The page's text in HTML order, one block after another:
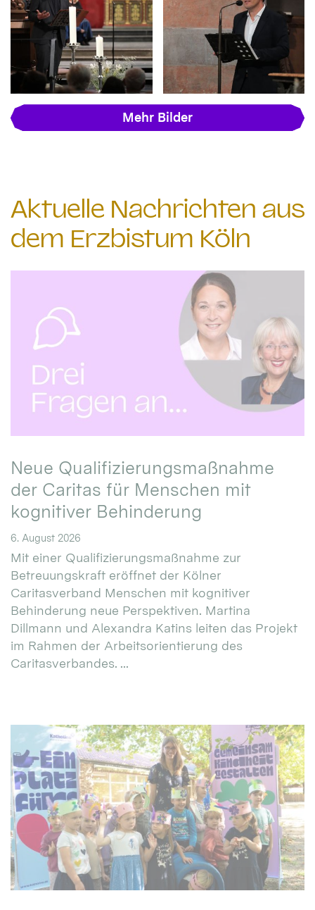
Mehr Bilder
Aktuelle Nachrichten aus
dem Erzbistum Köln
Neue Qualifizierungsmaßnahme
der Caritas für Menschen mit
kognitiver Behinderung
6. August 2026
Mit einer Qualifizierungsmaßnahme zur
Betreuungskraft eröffnet der Kölner
Caritasverband Menschen mit kognitiver
Behinderung neue Perspektiven. Martina
Dillmann und Alexandra Katins leiten das Projekt
im Rahmen der Arbeitsorientierung des
Caritasverbandes. ...